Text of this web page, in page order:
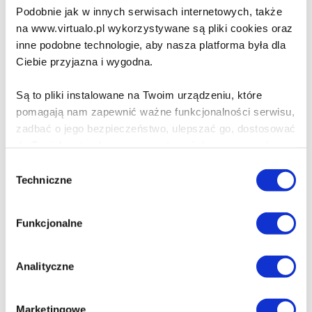
Podobnie jak w innych serwisach internetowych, także
na www.virtualo.pl wykorzystywane są pliki cookies oraz
inne podobne technologie, aby nasza platforma była dla
Ciebie przyjazna i wygodna.
Są to pliki instalowane na Twoim urządzeniu, które
pomagają nam zapewnić ważne funkcjonalności serwisu,
zadbać o jego bezpieczeństwo, ulepszać go, dostosować
Poza plikami, które są nam niezbędne do prawidłowego
i bezpiecznego działania serwisu - są także takie, które
wymagają Twojej zgody.
Każda udzielona zgoda poprawi Twoje doświadczenia
zgody
Techniczne
Funkcjonalne
Analityczne
Marketingowe
Karin Fossum
Do koszyka Na prezent
Ogień piekielny
39.90 zł